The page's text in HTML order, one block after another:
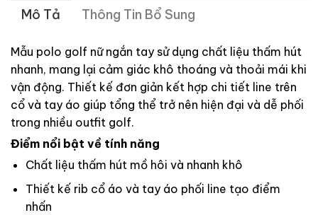
Mô Tả Thông Tin Bổ Sung
Mẫu polo golf nữ ngắn tay sử dụng chất liệu thấm hút
nhanh, mang lại cảm giác khô thoáng và thoải mái khi
vận động. Thiết kế đơn giản kết hợp chi tiết line trên
cổ và tay áo giúp tổng thể trở nên hiện đại và dễ phối
trong nhiều outfit golf.
Điểm nổi bật về tính năng
Chất liệu thấm hút mồ hôi và nhanh khô
Thiết kế rib cổ áo và tay áo phối line tạo điểm
nhấn